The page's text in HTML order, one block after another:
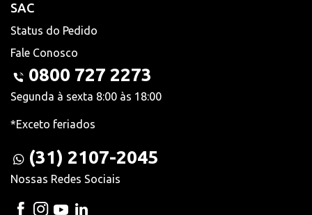
SAC
Status do Pedido
Fale Conosco
0800 727 2273
Segunda à sexta 8:00 às 18:00
*Exceto feriados
(31) 2107-2045
Nossas Redes Sociais